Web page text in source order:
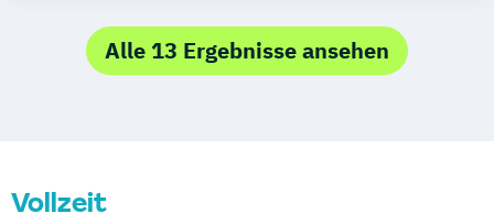
Alle 13 Ergebnisse ansehen
Vollzeit